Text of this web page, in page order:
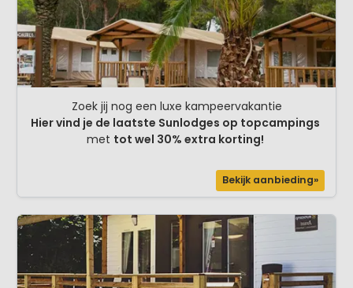
Zoek jij nog een luxe kampeervakantie
Hier vind je de laatste Sunlodges op topcampings
met tot wel 30% extra korting!
Bekijk aanbieding»